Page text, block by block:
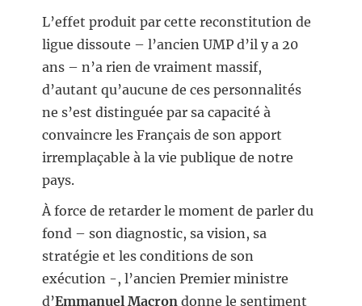
L’effet produit par cette reconstitution de
ligue dissoute – l’ancien UMP d’il y a 20
ans – n’a rien de vraiment massif,
d’autant qu’aucune de ces personnalités
ne s’est distinguée par sa capacité à
convaincre les Français de son apport
irremplaçable à la vie publique de notre
pays.
À force de retarder le moment de parler du
fond – son diagnostic, sa vision, sa
stratégie et les conditions de son
exécution -, l’ancien Premier ministre
d’Emmanuel Macron donne le sentiment